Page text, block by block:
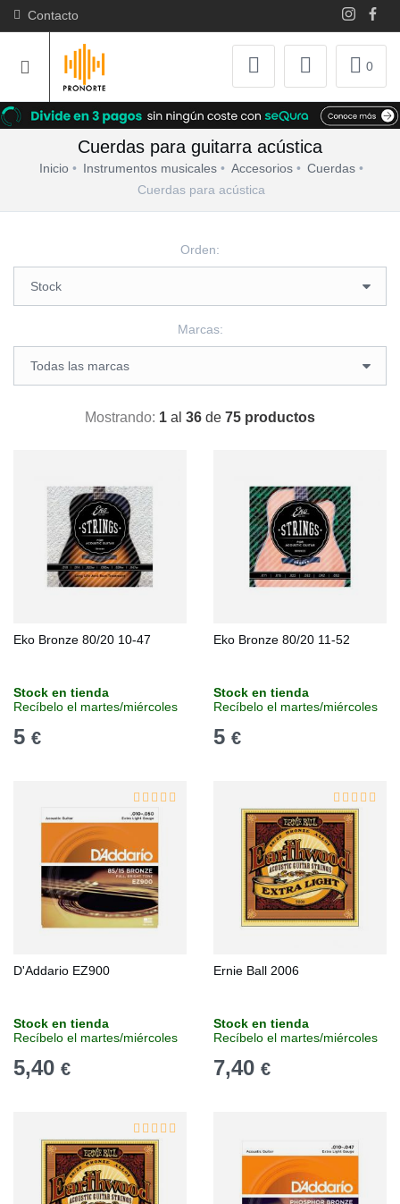
Contacto
0
Cuerdas para guitarra acústica
Inicio Instrumentos musicales Accesorios
Cuerdas
Cuerdas para acústica
Orden:
Marcas:
Mostrando: 1 al 36 de 75 productos
Eko Bronze 80/20 10-47
Stock en tienda
Recíbelo el martes/miércoles
5 €
Eko Bronze 80/20 11-52
Stock en tienda
Recíbelo el martes/miércoles
5 €
D'Addario EZ900
Stock en tienda
Recíbelo el martes/miércoles
5,40 €
Ernie Ball 2006
Stock en tienda
Recíbelo el martes/miércoles
7,40 €